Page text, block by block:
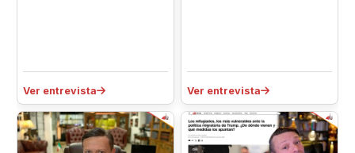
Ver entrevista Ver entrevista